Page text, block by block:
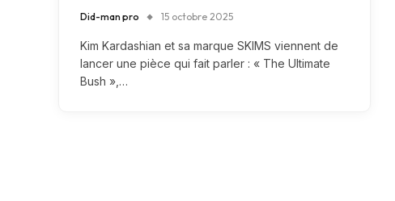
Did-man pro 15 octobre 2025
Kim Kardashian et sa marque SKIMS viennent de
lancer une pièce qui fait parler : « The Ultimate
Bush »,…